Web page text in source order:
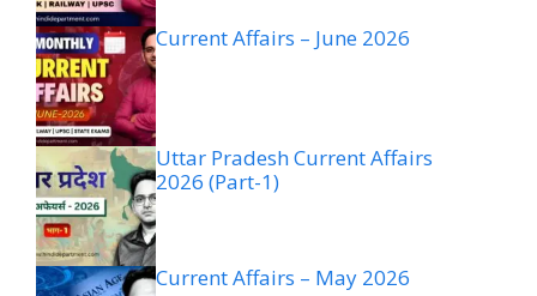
Current Affairs – June 2026
Uttar Pradesh Current Affairs
2026 (Part-1)
Current Affairs – May 2026